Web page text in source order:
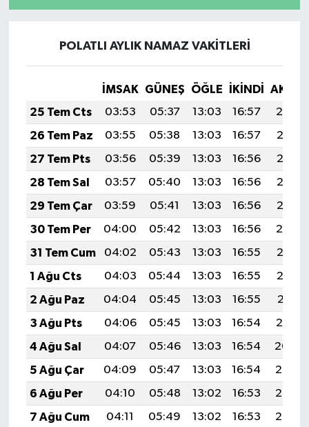
POLATLI AYLIK NAMAZ VAKITLERI
İMSAK GÜNEŞ ÖĞLE İKINDI
25 Tem Cts
03:53 05:37 13:03 16:57
20:19
26 Tem Paz
03:55 05:38 13:03 16:57
20:18
27 Tem Pts
03:56 05:39 13:03 16:56
20:17
28 Tem Sal
03:57 05:40 13:03 16:56
20:16
29 Tem Çar
03:59 05:41 13:03 16:56
20:15
30 Tem Per
04:00 05:42 13:03 16:56
20:14
31 Tem Cum
04:02 05:43 13:03 16:55
20:13
1 Ağu Cts
04:03 05:44 13:03 16:55
20:12
2 Ağu Paz
04:04 05:45 13:03 16:55
20:11
3 Ağu Pts
04:06 05:45 13:03 16:54
20:10
4 Ağu Sal
04:07 05:46 13:03 16:54
20:09
5 Ağu Çar
04:09 05:47 13:03 16:54
20:08
6 Ağu Per
04:10 05:48 13:02 16:53
20:07
7 Ağu Cum
04:11 05:49 13:02 16:53
20:06